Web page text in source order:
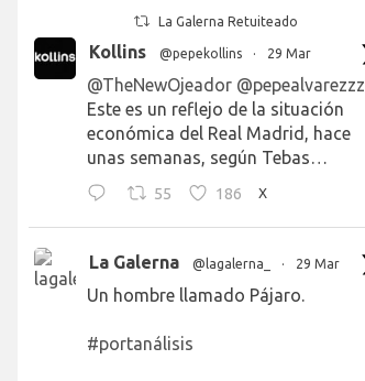
La Galerna Retuiteado
Kollins @pepekollins · 29 Mar
@TheNewOjeador @pepealvarezzz
Este es un reflejo de la situación
económica del Real Madrid, hace
unas semanas, según Tebas…
55 186 X
La Galerna @lagalerna_ · 29 Mar
Un hombre llamado Pájaro.
#portanálisis